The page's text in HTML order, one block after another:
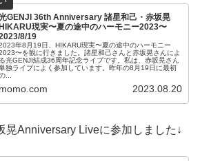
GENJI 36th Anniversary 諸星和己・赤坂晃
HIKARU現実〜夏の途中のハーモニー2023〜
8/19
年8月19日、HIKARU現実〜夏の途中のハーモニー
〜を観に行きました。諸星和己さんと赤坂晃さんによ
る光GENJI結成36周年記念ライブです。私は、赤坂晃さん
単独ライブによく参加しています。昨年の8月19日に最初
...
2023.08.20
晃Anniversary Liveに参加しました↓